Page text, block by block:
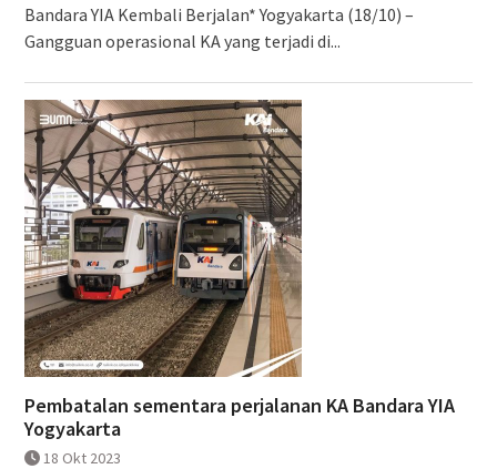
Bandara YIA Kembali Berjalan* Yogyakarta (18/10) –
Gangguan operasional KA yang terjadi di...
Pembatalan sementara perjalanan KA Bandara YIA
Yogyakarta
18 Okt 2023